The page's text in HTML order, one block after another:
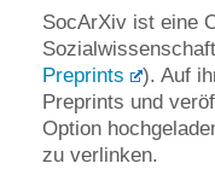
SocArXiv ist eine
Preprints
). Auf
Preprints und
Option
zu verlinken.